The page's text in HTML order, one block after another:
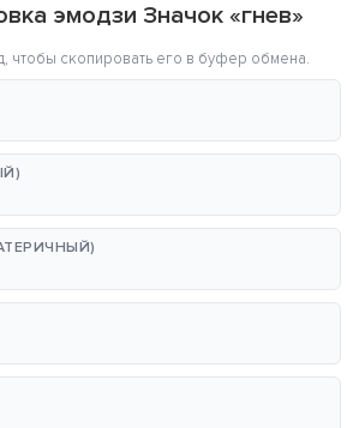
эмодзи Значок «гнев»
чтобы скопировать его в буфер обмена.